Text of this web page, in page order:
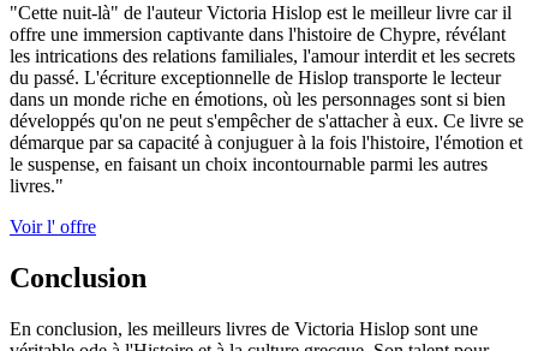
"Cette nuit-là" de l'auteur Victoria Hislop est le meilleur livre car il
offre une immersion captivante dans l'histoire de Chypre, révélant
les intrications des relations familiales, l'amour interdit et les secrets
du passé. L'écriture exceptionnelle de Hislop transporte le lecteur
dans un monde riche en émotions, où les personnages sont si bien
développés qu'on ne peut s'empêcher de s'attacher à eux. Ce livre se
démarque par sa capacité à conjuguer à la fois l'histoire, l'émotion et
le suspense, en faisant un choix incontournable parmi les autres
livres."
Voir l' offre
Conclusion
En conclusion, les meilleurs livres de Victoria Hislop sont une